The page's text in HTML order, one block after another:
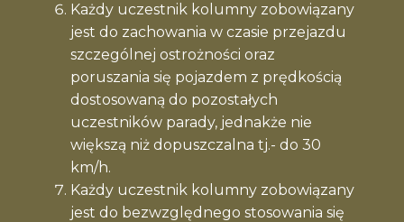
Każdy uczestnik kolumny zobowiązany
jest do zachowania w czasie przejazdu
szczególnej ostrożności oraz
poruszania się pojazdem z prędkością
dostosowaną do pozostałych
uczestników parady, jednakże nie
większą niż dopuszczalna tj.- do 30
km/h.
Każdy uczestnik kolumny zobowiązany
jest do bezwzględnego stosowania się